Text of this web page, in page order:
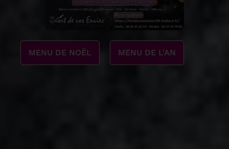
MENU DE NOËL MENU DE L'AN